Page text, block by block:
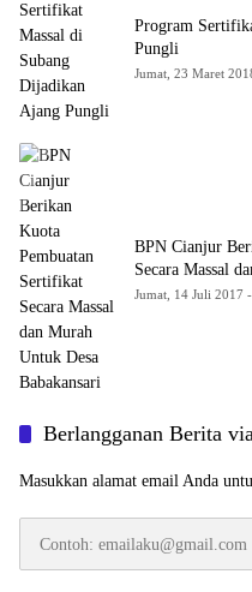
Program
Pungli
Jumat, 23 Maret
BPN Cianjur
Secara Massal
Jumat, 14 Juli 2017
Berlangganan Berita
Masukkan alamat email Anda
emailaku@gmail.com